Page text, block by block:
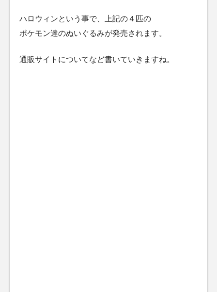
ハロウィンという事で、上記の４匹の
ポケモン達のぬいぐるみが発売されます。
通販サイトについてなど書いていきますね。